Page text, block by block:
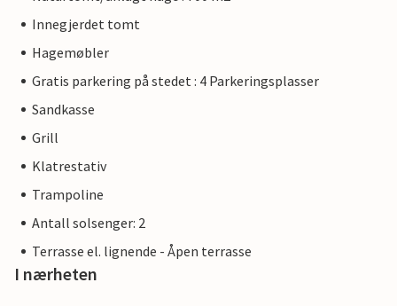
Innegjerdet tomt
Hagemøbler
Gratis parkering på stedet : 4 Parkeringsplasser
Sandkasse
Grill
Klatrestativ
Trampoline
Antall solsenger: 2
Terrasse el. lignende - Åpen terrasse
I nærheten